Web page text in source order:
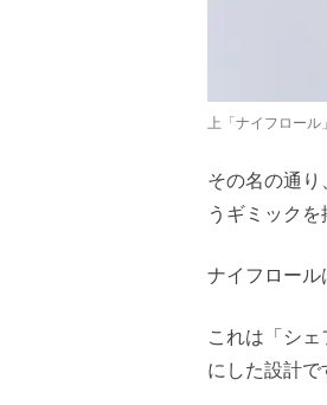
上「ナイフロール
その名の通り、
うギミックを
ナイフロール
これは「シ
にした設計で